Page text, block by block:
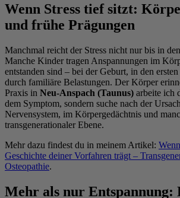
Wenn Stress tief sitzt:
und frühe Prägungen
Manchmal reicht der Stress nicht nur bis in
Manche Kinder tragen Anspannungen im
entstanden sind – bei der Geburt, in den
durch familiäre Belastungen. Der Körper
Praxis in Neu-Anspach (Taunus) arbeite ich
dem Symptom, sondern suche nach der
Nervensystem, im Körpergedächtnis und
transgenerationaler Ebene.
Mehr dazu findest du in meinem Artikel:
Geschichte deiner Vorfahren trägt –
Osteopathie.
Mehr als nur Entspannung: